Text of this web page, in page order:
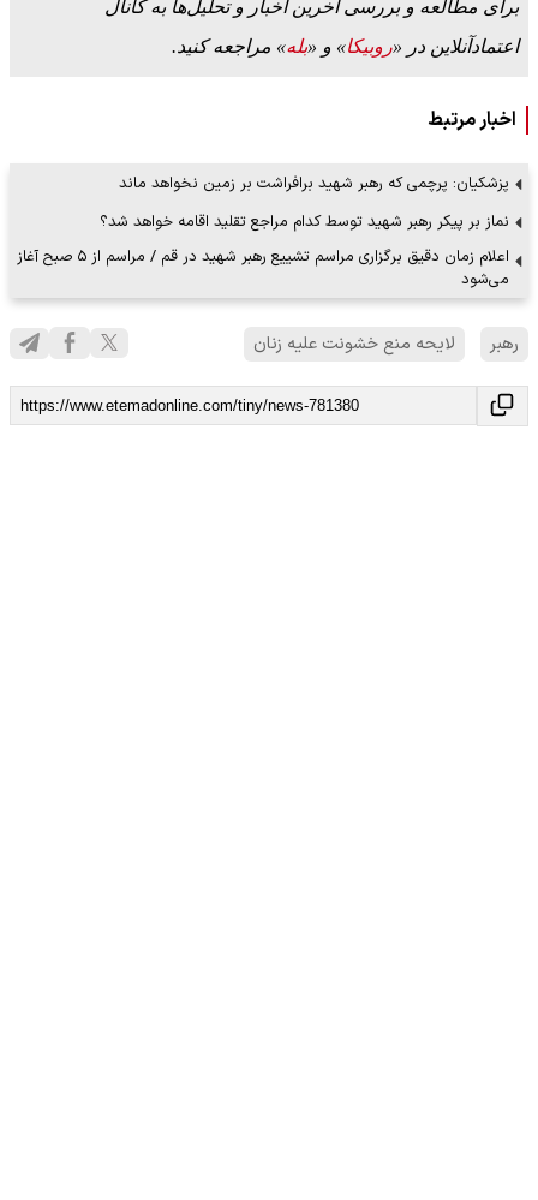
برای مطالعه و بررسی آخرین اخبار و تحلیل‌ها به کانال
اعتمادآنلاین در «روبیکا» و «بله» مراجعه کنید.
اخبار مرتبط
پزشکیان: پرچمی که رهبر شهید برافراشت بر زمین نخواهد ماند
نماز بر پیکر رهبر شهید توسط کدام مراجع تقلید اقامه خواهد شد؟
اعلام زمان دقیق برگزاری مراسم تشییع رهبر شهید در قم / مراسم از ۵ صبح آغاز
می‌شود
رهبر لایحه منع خشونت علیه زنان